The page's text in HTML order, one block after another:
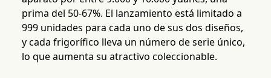
prima del 50-67%. El lanzamiento está limitado a
999 unidades para cada uno de sus dos diseños,
y cada frigorífico lleva un número de serie único,
lo que aumenta su atractivo coleccionable.